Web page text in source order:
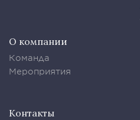
О компании
Команда
Мероприятия
Контакты